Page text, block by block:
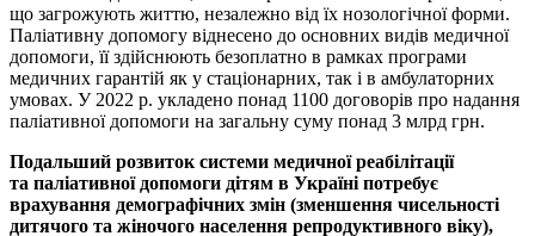
що загрожують життю, незалежно від їх нозологічної форми.
Паліативну допомогу віднесено до основних видів медичної
допомоги, її здійснюють безоплатно в рамках програми
медичних гарантій як у стаціонарних, так і в амбулаторних
умовах. У 2022 р. укладено понад 1100 договорів про надання
паліативної допомоги на загальну суму понад 3 млрд грн.
Подальший розвиток системи медичної реабілітації
та паліативної допомоги дітям в Україні потребує
врахування демографічних змін (зменшення чисельності
дитячого та жіночого населення репродуктивного віку),